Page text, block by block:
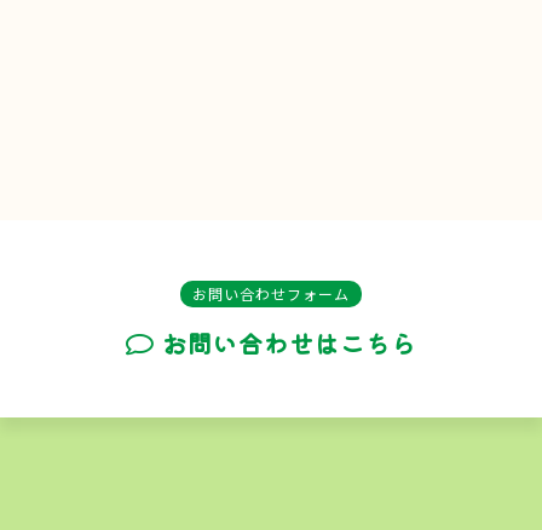
お問い合わせフォーム
お問い合わせはこちら